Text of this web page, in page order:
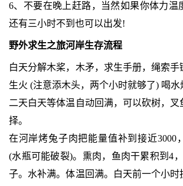
6、不要在晚上赶路，当然如果你体力温
还有三小时不到也可以出发!
野外求生之旅河岸生存流程
白天分解木桨，木矛，求生手册，绳索手
生火 (注意添木头，两个小时就够了) 喝
二天白天等体温自动回满，可以砍树，
择。
在河岸烤兔子肉把能量值补到接近3000
(水瓶可能破裂)。熏肉，鱼肉干累积到4
子。水补满。体温回满。白天前一个小时